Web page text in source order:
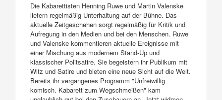
Die Kabarettisten Henning Ruwe und Martin Valenske
liefern regelmäßig Unterhaltung auf der Bühne. Das
aktuelle Zeitgeschehen sorgt regelmäßig für Kritik und
Aufregung in den Medien und bei den Menschen. Ruwe
und Valenske kommentieren aktuelle Ereignisse mit
einer Mischung aus modernem Stand-Up und
klassischer Politsatire. Sie begeistern ihr Publikum mit
Witz und Satire und bieten eine neue Sicht auf die Welt.
Bereits ihr vergangenes Programm "Unfreiwillig
komisch. Kabarett zum Wegschmeißen" kam